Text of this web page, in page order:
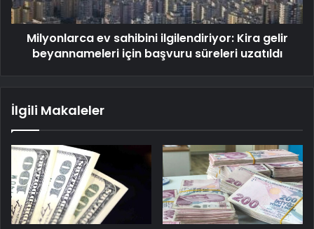
Milyonlarca ev sahibini ilgilendiriyor: Kira gelir
beyannameleri için başvuru süreleri uzatıldı
İlgili Makaleler